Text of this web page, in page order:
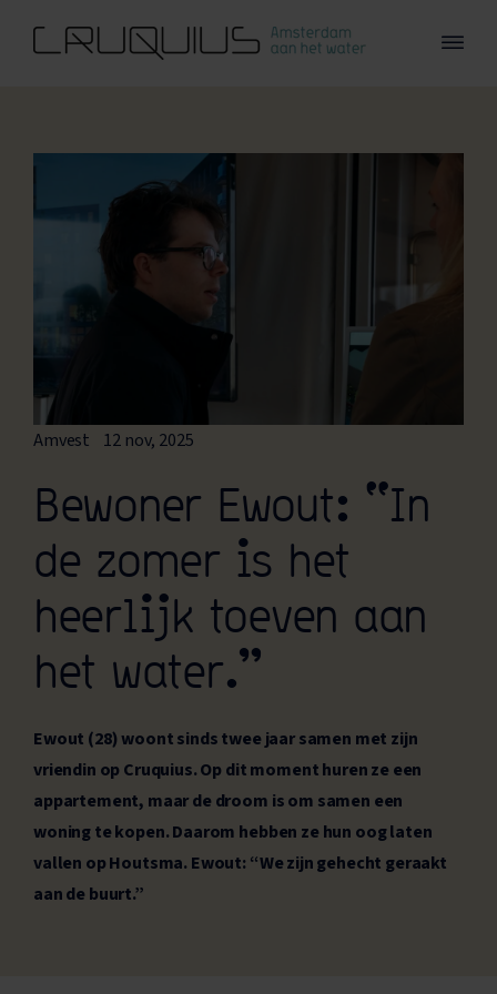
Cruquius_horizontaal_logo_RGB
Amvest 12 nov, 2025
Bewoner Ewout: “In
de zomer is het
heerlijk toeven aan
het water.”
Ewout (28) woont sinds twee jaar samen met zijn
vriendin op Cruquius. Op dit moment huren ze een
appartement, maar de droom is om samen een
woning te kopen. Daarom hebben ze hun oog laten
vallen op Houtsma. Ewout: “We zijn gehecht geraakt
aan de buurt.”